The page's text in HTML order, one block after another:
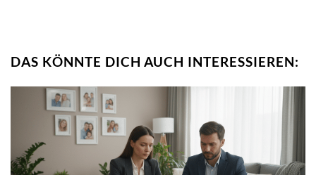
DAS KÖNNTE DICH AUCH INTERESSIEREN: